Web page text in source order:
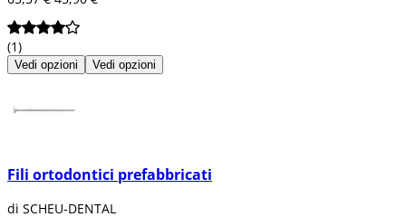
(1)
Vedi opzioni Vedi opzioni
Fili ortodontici prefabbricati
di SCHEU-DENTAL